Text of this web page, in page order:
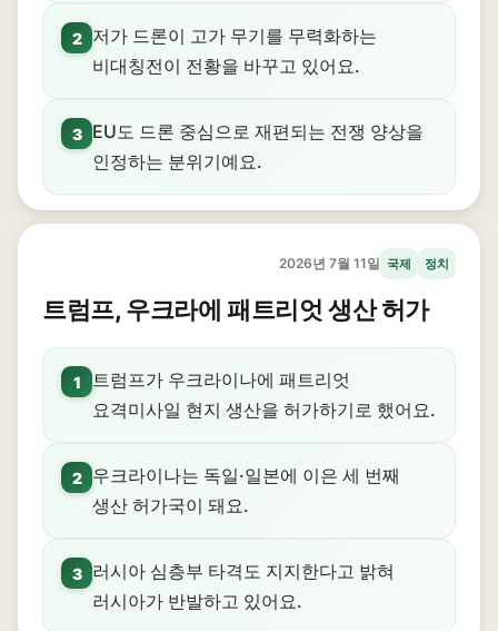
2
저가 드론이 고가 무기를 무력화하는
비대칭전이 전황을 바꾸고 있어요.
3
EU도 드론 중심으로 재편되는 전쟁 양상을
인정하는 분위기예요.
2026년 7월 11일 국제 정치
트럼프, 우크라에 패트리엇 생산 허가
1
트럼프가 우크라이나에 패트리엇
요격미사일 현지 생산을 허가하기로 했어요.
2
우크라이나는 독일·일본에 이은 세 번째
생산 허가국이 돼요.
3
러시아 심층부 타격도 지지한다고 밝혀
러시아가 반발하고 있어요.